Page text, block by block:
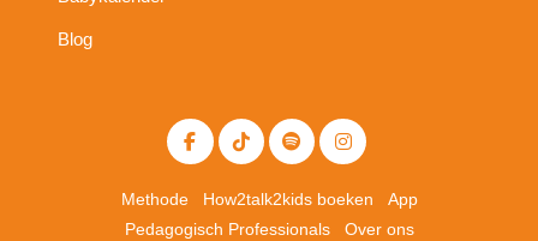
Blog
Methode How2talk2kids boeken
App
Pedagogisch Professionals
Over ons